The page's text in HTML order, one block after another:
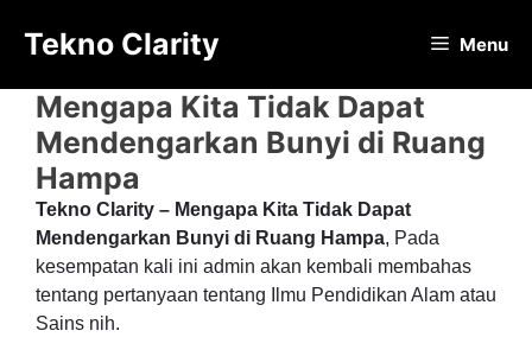
Tekno Clarity Menu
Mengapa Kita Tidak Dapat
Mendengarkan Bunyi di Ruang
Hampa
Tekno Clarity – Mengapa Kita Tidak Dapat
Mendengarkan Bunyi di Ruang Hampa, Pada
kesempatan kali ini admin akan kembali membahas
tentang pertanyaan tentang Ilmu Pendidikan Alam atau
Sains nih.